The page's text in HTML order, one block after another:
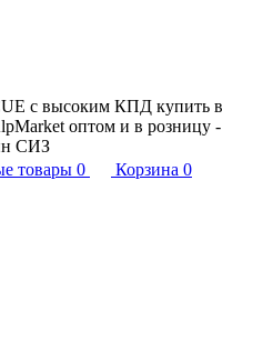
с высоким КПД купить в
оптом и в розницу -
СИЗ
товары 0 Корзина 0